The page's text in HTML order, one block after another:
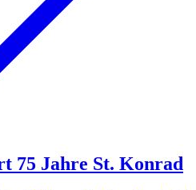
75 Jahre St. Konrad